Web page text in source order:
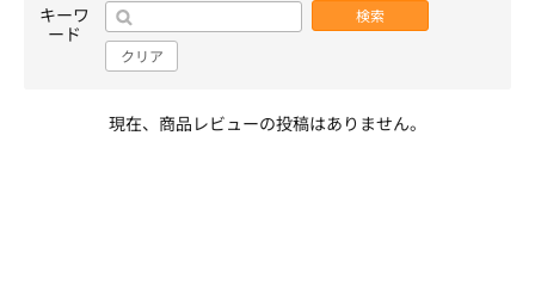
キーワ
ード
検索
クリア
現在、商品レビューの投稿はありません。